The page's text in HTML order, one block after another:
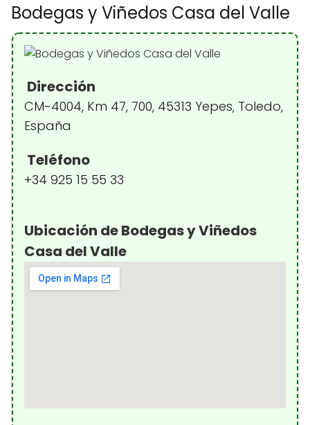
Bodegas y Viñedos Casa del Valle
Dirección
CM-4004, Km 47, 700, 45313 Yepes, Toledo,
España
Teléfono
+34 925 15 55 33
Ubicación de Bodegas y Viñedos
Casa del Valle